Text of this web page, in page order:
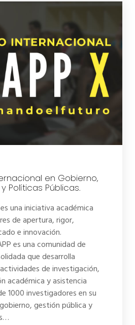
en Gobierno,
Políticas Públicas.
una iniciativa académica
de apertura, rigor,
e innovación.
es una comunidad de
que desarrolla
de investigación,
académica y asistencia
1000 investigadores en su
gestión pública y